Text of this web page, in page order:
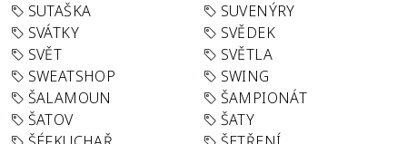
SUTAŠKA
SUVENÝRY
SVÁTKY
SVĚDEK
SVĚT
SVĚTLA
SWEATSHOP
SWING
ŠALAMOUN
ŠAMPIONÁT
ŠATOV
ŠATY